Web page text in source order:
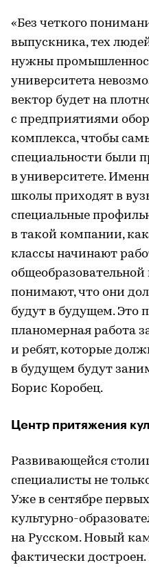
«Без четкого
выпускника, тех
нужны
университета
вектор будет на
с предприятиями
комплекса, чтобы
специальности были
в университете.
школы приходят в
специальные
в такой компании,
классы начинают
понимают, что они
будут в будущем. Это
планомерная работа
и ребят, которые
в будущем будут
Борис Коробец.
Центр притяжения
Развивающейся
специалисты не
Уже в сентябре
культурно-
на Русском. Новый
фактически